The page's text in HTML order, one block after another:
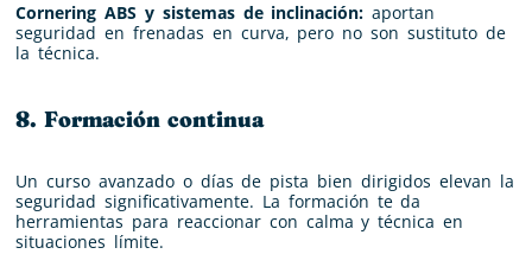
Cornering ABS y sistemas de inclinación: aportan
seguridad en frenadas en curva, pero no son sustituto de
la técnica.
8. Formación continua
Un curso avanzado o días de pista bien dirigidos elevan la
seguridad significativamente. La formación te da
herramientas para reaccionar con calma y técnica en
situaciones límite.